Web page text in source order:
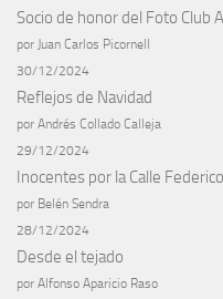
Socio de honor del Foto Club
por Juan Carlos Picornell
30/12/2024
Reflejos de Navidad
por Andrés Collado Calleja
29/12/2024
Inocentes por la Calle
por Belén Sendra
28/12/2024
Desde el tejado
por Alfonso Aparicio Raso